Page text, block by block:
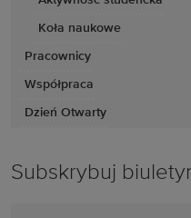
Koła naukowe
Pracownicy
Współpraca
Dzień Otwarty
Subskrybuj